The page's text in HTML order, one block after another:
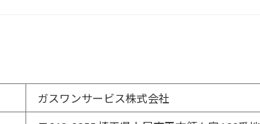
ガスワンサービス株式会社